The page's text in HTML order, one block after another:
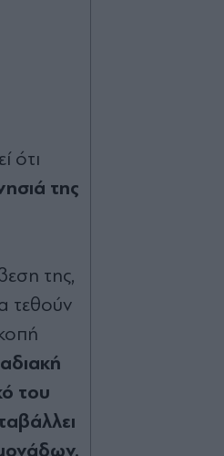
ότι
της
της,
τεθούν
του